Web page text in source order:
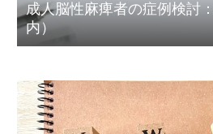
成人脳性麻痺者の症例検討
内）